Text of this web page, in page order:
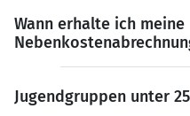
Wann erhalte ich meine
Jugendgruppen unter